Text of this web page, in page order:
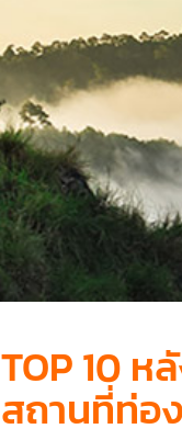
TOP 10 ห
สถานที่ท่อ